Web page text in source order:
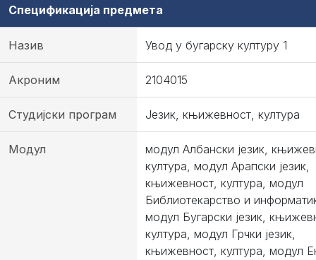
Спецификација предмета
Назив Увод у бугарску културу 1
Акроним 2104015
Студијски програм Језик, књижевност, култура
Модул
модул Албански језик,
култура, модул Арапски језик,
књижевност, култура, модул
Библиотекарство и
модул Бугарски језик,
култура, модул Грчки језик,
књижевност, култура, модул